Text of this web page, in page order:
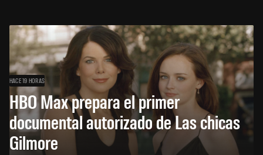
HACE 19 HORAS
HBO Max prepara el primer
documental autorizado de Las chicas
Gilmore